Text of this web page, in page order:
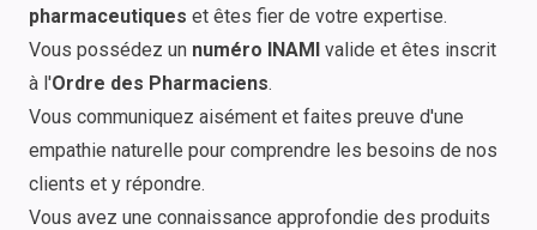
pharmaceutiques et êtes fier de votre expertise.
Vous possédez un numéro INAMI valide et êtes inscrit
à l'Ordre des Pharmaciens.
Vous communiquez aisément et faites preuve d'une
empathie naturelle pour comprendre les besoins de nos
clients et y répondre.
Vous avez une connaissance approfondie des produits